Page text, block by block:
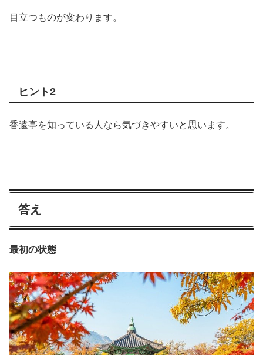
目立つものが変わります。
ヒント2
香遠亭を知っている人なら気づきやすいと思います。
答え
最初の状態